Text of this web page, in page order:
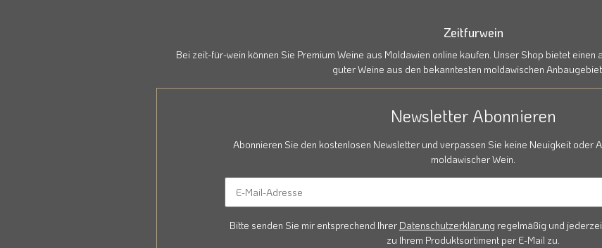
Zeitfurwein
Bei zeit-für-wein können Sie Premium Weine aus Moldawien online kaufen. Unser Shop bietet
guter Weine aus den bekanntesten moldawischen
Newsletter Abonnieren
Abonnieren Sie den kostenlosen Newsletter und verpassen Sie keine Neuigkeit oder
moldawischer Wein.
Bitte senden Sie mir entsprechend Ihrer Datenschutzerklärungregelmäßig und
zu Ihrem Produktsortiment per E-Mail zu.